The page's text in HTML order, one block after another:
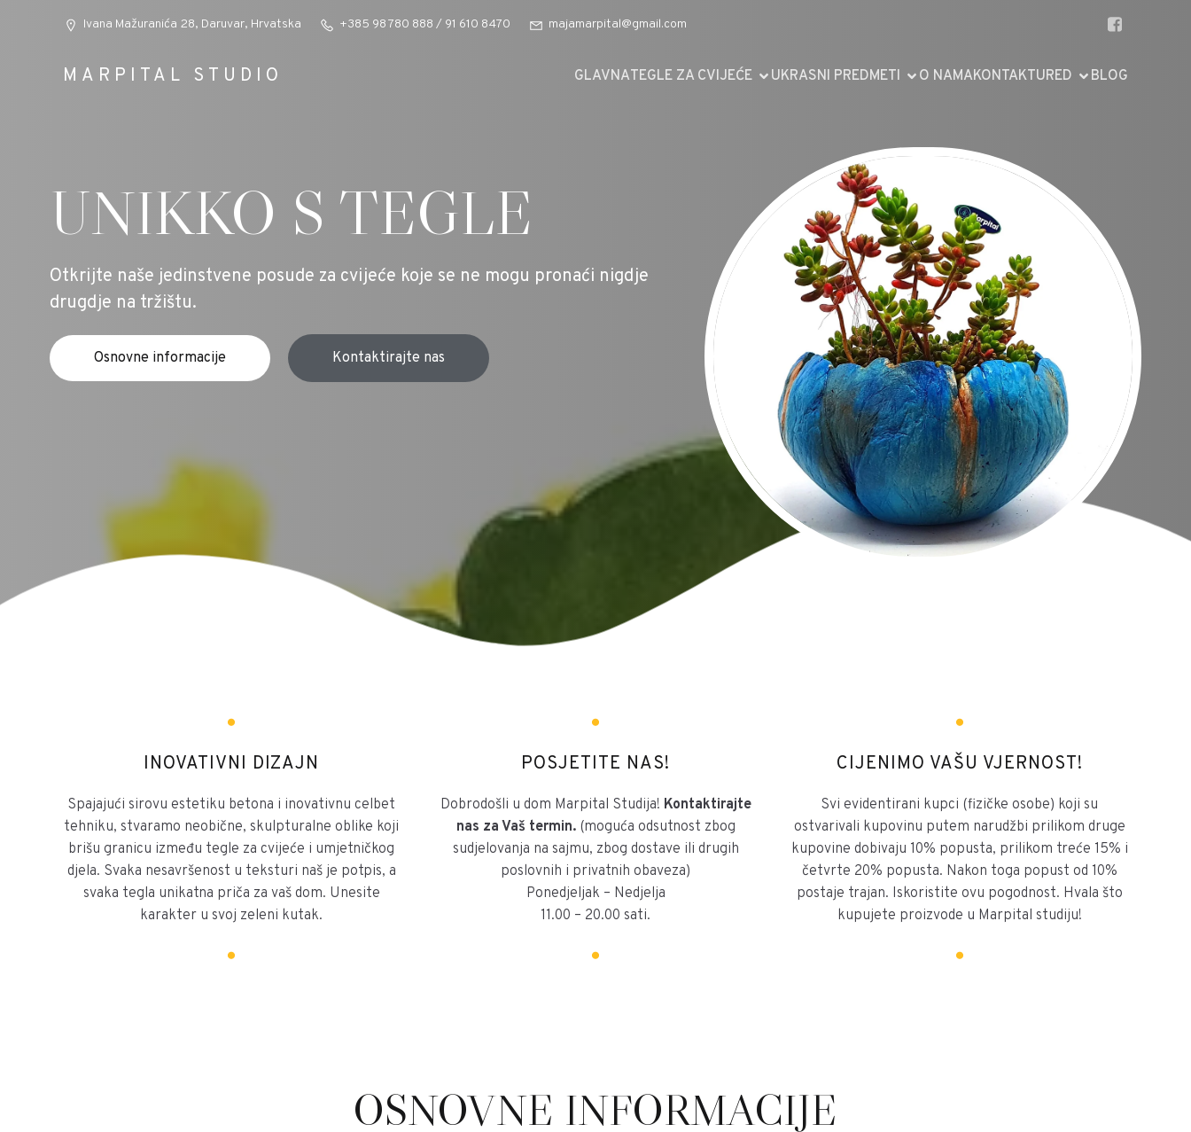
Ivana Mažuranića 28, Daruvar, Hrvatska +385 98 780 888 / 91 610 8470 majamarpital@gmail.com
MARPITAL STUDIO GLAVNATEGLE ZA CVIJEĆE UKRASNI PREDMETI O NAMAKONTAKTURED BLOG
UNIKKO S TEGLE
Otkrijte naše jedinstvene posude za cvijeće koje se ne mogu pronaći nigdje
drugdje na tržištu.
Osnovne informacije Kontaktirajte nas
INOVATIVNI DIZAJN
Spajajući sirovu estetiku betona i inovativnu celbet
tehniku, stvaramo neobične, skulpturalne oblike koji
brišu granicu između tegle za cvijeće i umjetničkog
djela. Svaka nesavršenost u teksturi naš je potpis, a
svaka tegla unikatna priča za vaš dom. Unesite
karakter u svoj zeleni kutak.
POSJETITE NAS!
Dobrodošli u dom Marpital Studija! Kontaktirajte
nas za Vaš termin. (moguća odsutnost zbog
sudjelovanja na sajmu, zbog dostave ili drugih
poslovnih i privatnih obaveza)
Ponedjeljak – Nedjelja
11.00 – 20.00 sati.
CIJENIMO VAŠU VJERNOST!
Svi evidentirani kupci (fizičke osobe) koji su
ostvarivali kupovinu putem narudžbi prilikom druge
kupovine dobivaju 10% popusta, prilikom treće 15% i
četvrte 20% popusta. Nakon toga popust od 10%
postaje trajan. Iskoristite ovu pogodnost. Hvala što
kupujete proizvode u Marpital studiju!
OSNOVNE INFORMACIJE